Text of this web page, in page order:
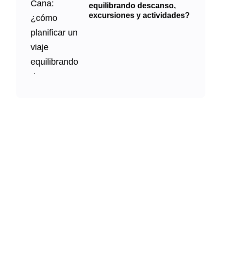
equilibrando descanso,
excursiones y actividades?